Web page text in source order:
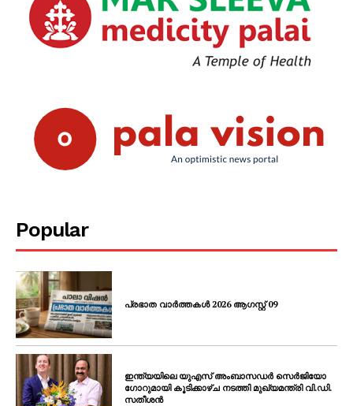
Popular
പ്രഭാത വാർത്തകൾ 2026 ആഗസ്റ്റ് 09
ഇന്ത്യയിലെ യുഎസ് അംബാസഡർ സെർജിയോ
ഗോറുമായി കൂടിക്കാഴ്ച നടത്തി മുഖ്യമന്ത്രി വി.ഡി.
സതീശൻ